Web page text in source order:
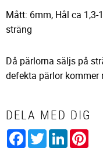
Mått: 6mm, Hål ca 1,3-
sträng
Då pärlorna säljs på
defekta pärlor kommer
DELA MED DIG
Facebook
TwitterLinkedIn